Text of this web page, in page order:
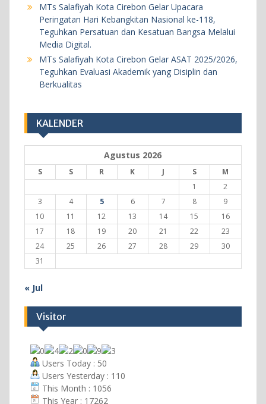
18 Mei 2026
BERITA KEGIATAN SEKOLAH
Khataman Juz 30 Kedelapan, Dua Siswi MTs
Salafiyah Kota Cirebon Tuntaskan Hafalan Al-
5 Agustus 2026
MTs Salafiyah Kota Cirebon Gelar Upacara
Peringatan Hari Kebangkitan Nasional ke-118,
Teguhkan Persatuan dan Kesatuan Bangsa Melalui
Media Digital.
MTs Salafiyah Kota Cirebon Gelar ASAT 2025/2026,
Teguhkan Evaluasi Akademik yang Disiplin dan
Berkualitas
KALENDER
Agustus 2026
S S R K J S
M
1
2
3
4 5 6 7 8
9
10
11 12 13 14 15
16
17
18 19 20 21 22
23
24
25 26 27 28 29
30
31
« Jul
Visitor
Users Today : 50
Users Yesterday : 110
This Month : 1056
This Year : 17262